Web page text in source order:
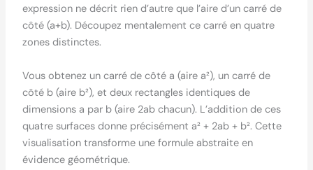
expression ne décrit rien d’autre que l’aire d’un carré de
côté (a+b). Découpez mentalement ce carré en quatre
zones distinctes.
Vous obtenez un carré de côté a (aire a²), un carré de
côté b (aire b²), et deux rectangles identiques de
dimensions a par b (aire 2ab chacun). L’addition de ces
quatre surfaces donne précisément a² + 2ab + b². Cette
visualisation transforme une formule abstraite en
évidence géométrique.